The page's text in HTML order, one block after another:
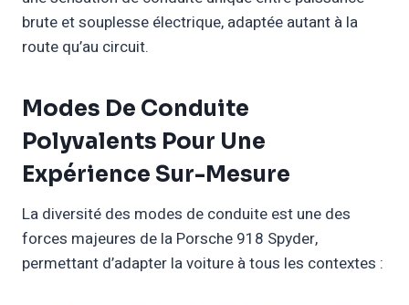
brute et souplesse électrique, adaptée autant à la
route qu’au circuit.
Modes De Conduite
Polyvalents Pour Une
Expérience Sur-Mesure
La diversité des modes de conduite est une des
forces majeures de la Porsche 918 Spyder,
permettant d’adapter la voiture à tous les contextes :